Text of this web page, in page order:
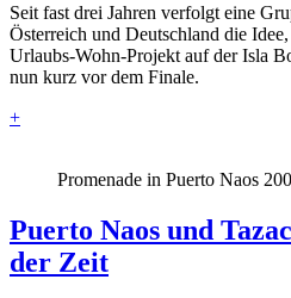
Seit fast drei Jahren verfolgt eine
Österreich und Deutschland die
Urlaubs-Wohn-Projekt auf der Isla
nun kurz vor dem Finale.
+
Promenade in Puerto Naos
Puerto Naos und
der Zeit